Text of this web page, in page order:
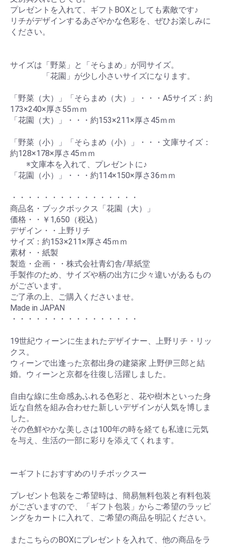
お買い物を続ける カートへ進む
プレゼントを入れて、ギフトBOXとしても素敵です♪
リチがデザインするあざやかな色彩を、ぜひお楽しみに
ください。
サイズは「野菜」と「そらまめ」が同サイズ。
「花園」が少し小さいサイズになります。
「野菜（大）」「そらまめ（大）」・・・A5サイズ：約
173×240×厚さ55ｍｍ
「花園（大）」・・・約153×211×厚さ45ｍｍ
「野菜（小）」「そらまめ（小）」・・・文庫サイズ：
約128×178×厚さ45ｍｍ
※文庫本を入れて、プレゼントに♪
「花園（小）」・・・約114×150×厚さ36ｍｍ
・・・・・・・・・・・・・・・・
商品名・ブックボックス「花園（大）」
価格・・￥1,650（税込）
デザイン・・上野リチ
サイズ：約153×211×厚さ45ｍｍ
素材・・紙製
製造・企画・・株式会社青幻舎/草紙堂
手製作のため、サイズや柄の出方に少々違いがあるもの
がございます。
ご了承の上、ご購入くださいませ。
Made in JAPAN
・・・・・・・・・・・・・・・・
19世紀ウィーンに生まれたデザイナー、上野リチ・リッ
クス。
ウィーンで出逢った京都出身の建築家 上野伊三郎と結
婚。ウィーンと京都を往復し活躍しました。
自由な線に生命感あふれる色彩と、花や樹木といった身
近な自然を組み合わせた新しいデザインが人気を博しま
した。
その色鮮やかな美しさは100年の時を経ても私達に元気
を与え、生活の一部に彩りを添えてくれます。
ーギフトにおすすめのリチボックスー
プレゼント包装をご希望時は、簡易無料包装と有料包装
がございますので、「ギフト包装」からご希望のラッピ
ングをカートに入れて、ご希望の商品を明記ください。
またこちらのBOXにプレゼントを入れて、他の商品をラ